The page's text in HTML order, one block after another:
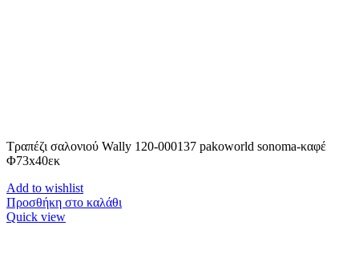
Τραπέζι σαλονιού Wally 120-000137 pakoworld sonoma-καφέ
Φ73x40εκ
Add to wishlist
Προσθήκη στο καλάθι
Quick view